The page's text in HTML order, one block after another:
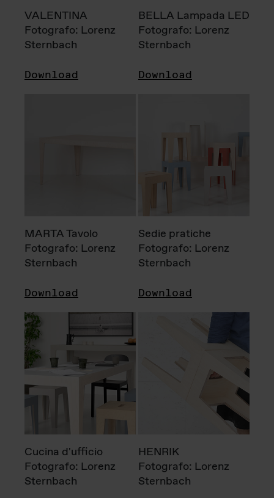
VALENTINA
Fotografo: Lorenz
Sternbach
Download
BELLA Lampada LED
Fotografo: Lorenz
Sternbach
Download
MARTA Tavolo
Fotografo: Lorenz
Sternbach
Download
Sedie pratiche
Fotografo: Lorenz
Sternbach
Download
Cucina d'ufficio
Fotografo: Lorenz
Sternbach
HENRIK
Fotografo: Lorenz
Sternbach